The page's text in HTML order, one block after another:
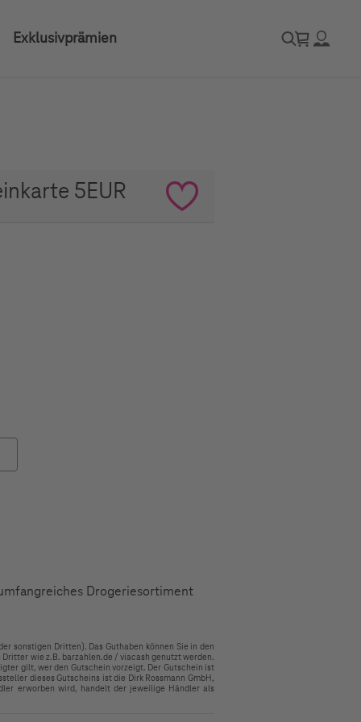
Exklusivprämien
5EUR
Drogeriesortiment
sonstigen Dritten). Das Guthaben können Sie in den
wie z.B. barzahlen.de / viacash genutzt werden.
gilt, wer den Gutschein vorzeigt. Der Gutschein ist
dieses Gutscheins ist die Dirk Rossmann GmbH,
erworben wird, handelt der jeweilige Händler als